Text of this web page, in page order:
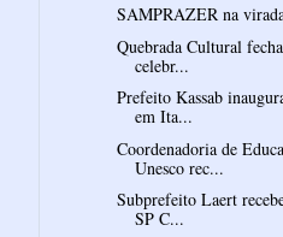
SAMPRAZER na
Quebrada Cultural
celebr...
Prefeito Kassab
em Ita...
Coordenadoria de
Unesco rec...
Subprefeito Laert
SP C...